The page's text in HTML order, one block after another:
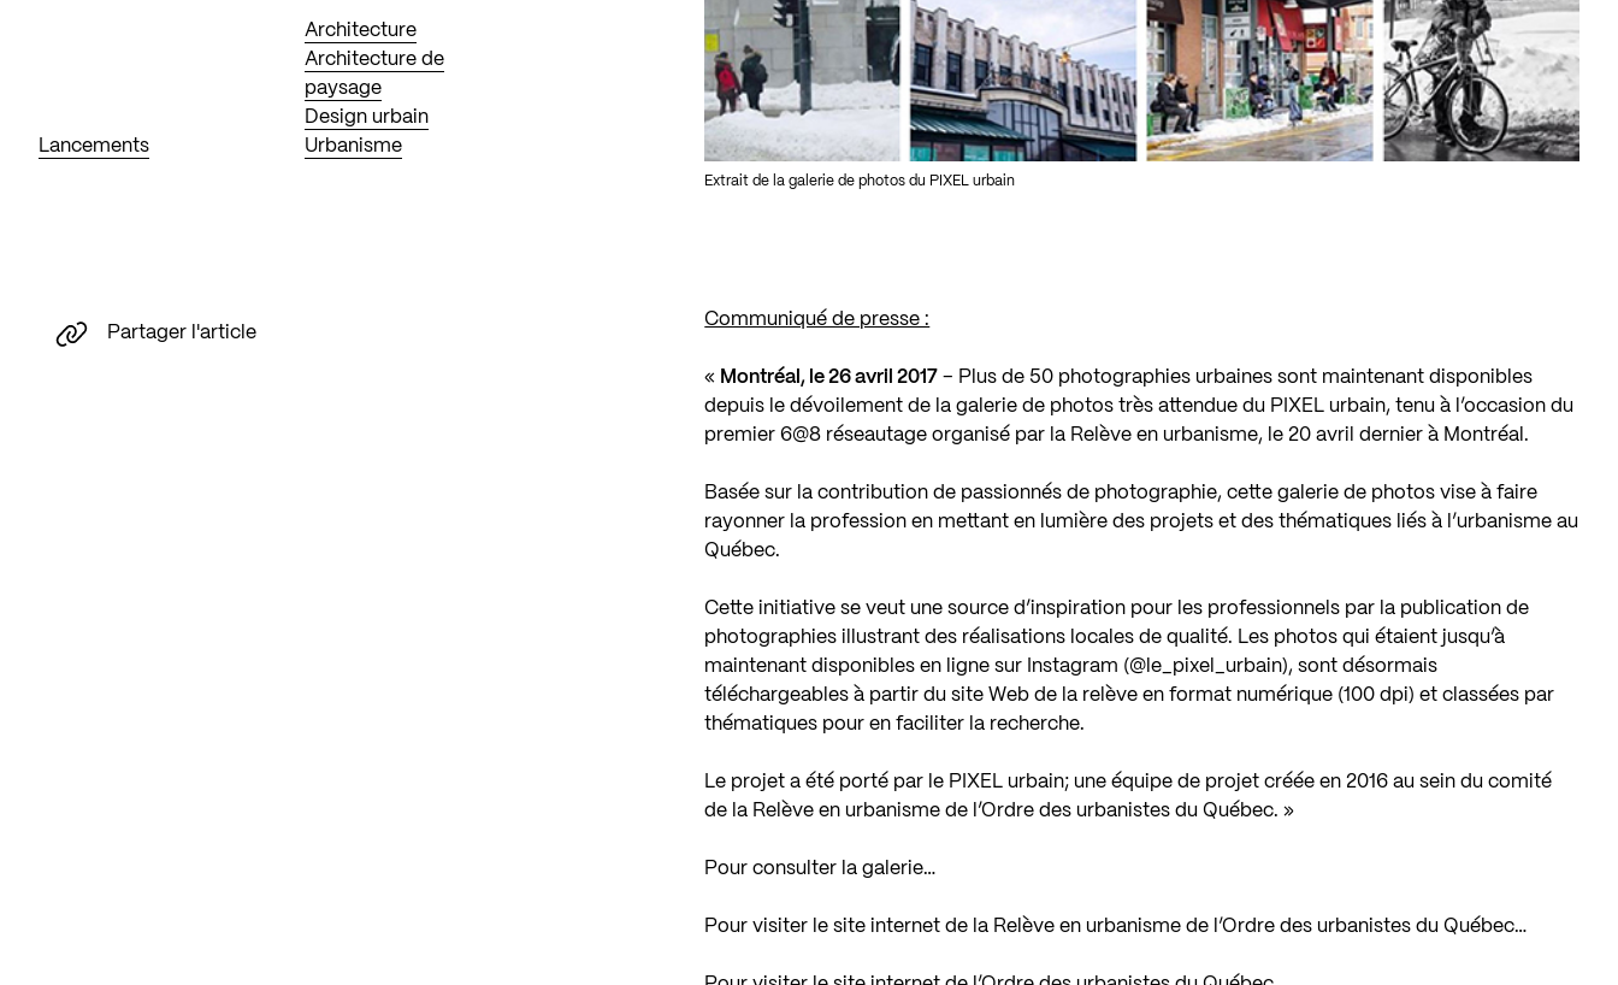
Lancements
Architecture
Architecture de
paysage
Design urbain
Urbanisme
Extrait de la galerie de photos du PIXEL urbain
Communiqué de presse :
« Montréal, le 26 avril 2017 – Plus de 50 photographies urbaines sont maintenant disponibles
depuis le dévoilement de la galerie de photos très attendue du PIXEL urbain, tenu à l’occasion du
premier 6@8 réseautage organisé par la Relève en urbanisme, le 20 avril dernier à Montréal.
Basée sur la contribution de passionnés de photographie, cette galerie de photos vise à faire
rayonner la profession en mettant en lumière des projets et des thématiques liés à l’urbanisme au
Québec.
Cette initiative se veut une source d’inspiration pour les professionnels par la publication de
photographies illustrant des réalisations locales de qualité. Les photos qui étaient jusqu’à
maintenant disponibles en ligne sur Instagram (@le_pixel_urbain), sont désormais
téléchargeables à partir du site Web de la relève en format numérique (100 dpi) et classées par
thématiques pour en faciliter la recherche.
Le projet a été porté par le PIXEL urbain; une équipe de projet créée en 2016 au sein du comité
de la Relève en urbanisme de l’Ordre des urbanistes du Québec. »
Pour consulter la galerie…
Pour visiter le site internet de la Relève en urbanisme de l’Ordre des urbanistes du Québec…
Partager l'article